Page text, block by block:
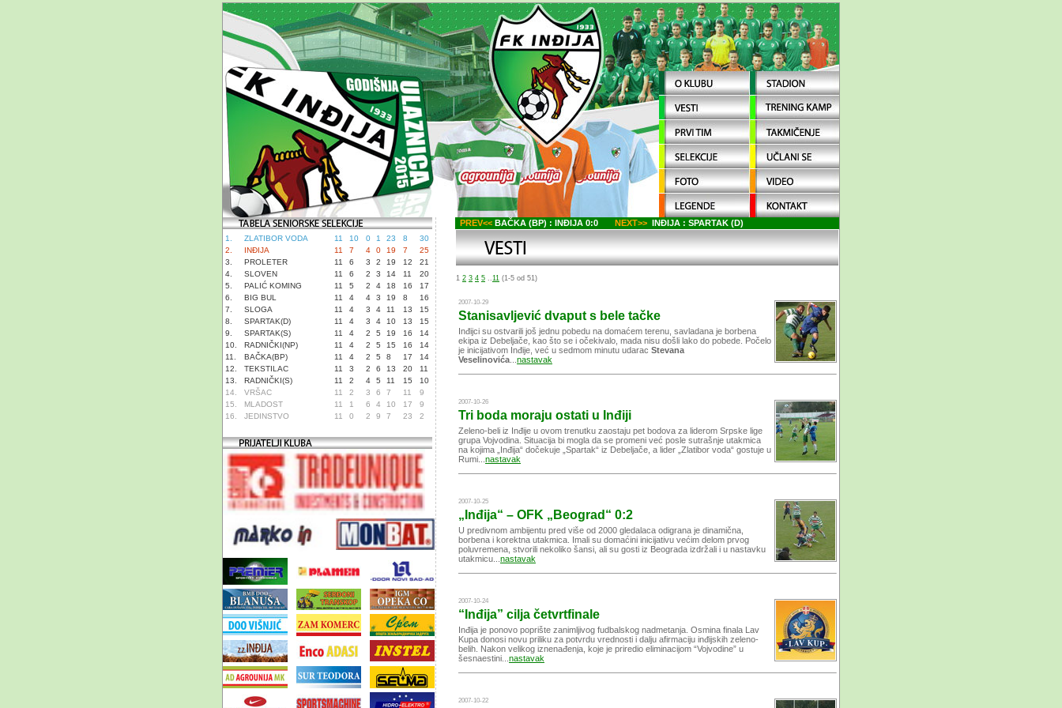
1. ZLATIBOR VODA 11 10 0 1 23 8
30
2.
INĐIJA 11 7 4 0 19 7
25
3.
PROLETER 11 6 3 2 19 12
21
4.
SLOVEN 11 6 2 3 14 11
20
5.
PALIĆ KOMING 11 5 2 4 18 16
17
6.
BIG BUL 11 4 4 3 19 8
16
7.
SLOGA 11 4 3 4 11 13
15
8.
SPARTAK(D) 11 4 3 4 10 13
15
9.
SPARTAK(S) 11 4 2 5 19 16
14
10.
RADNIČKI(NP) 11 4 2 5 15 16
14
11.
BAČKA(BP) 11 4 2 5 8 17
14
12.
TEKSTILAC 11 3 2 6 13 20
11
13.
RADNIČKI(S) 11 2 4 5 11 15
10
14.
VRŠAC 11 2 3 6 7 11
9
15.
MLADOST 11 1 6 4 10 17
9
16.
JEDINSTVO 11 0 2 9 7 23 2
PREV<< BAČKA (BP) : INĐIJA 0:0 NEXT>> INĐIJA : SPARTAK (D)
1 2 3 4 5 ..11 (1-5 od 51)
2007-10-29
Stanisavljević dvaput s bele tačke
Inđijci su ostvarili još jednu pobedu na domaćem terenu, savladana je borbena
ekipa iz Debeljače, kao što se i očekivalo, mada nisu došli lako do pobede. Počelo
je inicijativom Inđije, već u sedmom minutu udarac Stevana
Veselinovića
nastavak
2007-10-26
Tri boda moraju ostati u Inđiji
Zeleno-beli iz Inđije u ovom trenutku zaostaju pet bodova za liderom Srpske lige
grupa Vojvodina. Situacija bi mogla da se promeni već posle sutrašnje utakmica
na kojima „Inđija“ dočekuje „Spartak“ iz Debeljače, a lider „Zlatibor voda“ gostuje u
Rumi... nastavak
2007-10-25
„Inđija“ – OFK „Beograd“ 0:2
U predivnom ambijentu pred više od 2000 gledalaca odigrana je dinamična,
borbena i korektna utakmica. Imali su domaćini inicijativu većim delom prvog
poluvremena, stvorili nekoliko šansi, ali su gosti iz Beograda izdržali i u nastavku
utakmicu... nastavak
2007-10-24
“Inđija” cilja četvrtfinale
Inđija je ponovo poprište zanimljivog fudbalskog nadmetanja. Osmina finala Lav
Kupa donosi novu priliku za potvrdu vrednosti i dalju afirmaciju inđijskih zeleno-
belih. Nakon velikog iznenađenja, koje je priredio eliminacijom “Vojvodine” u
šesnaestini... nastavak
2007-10-22